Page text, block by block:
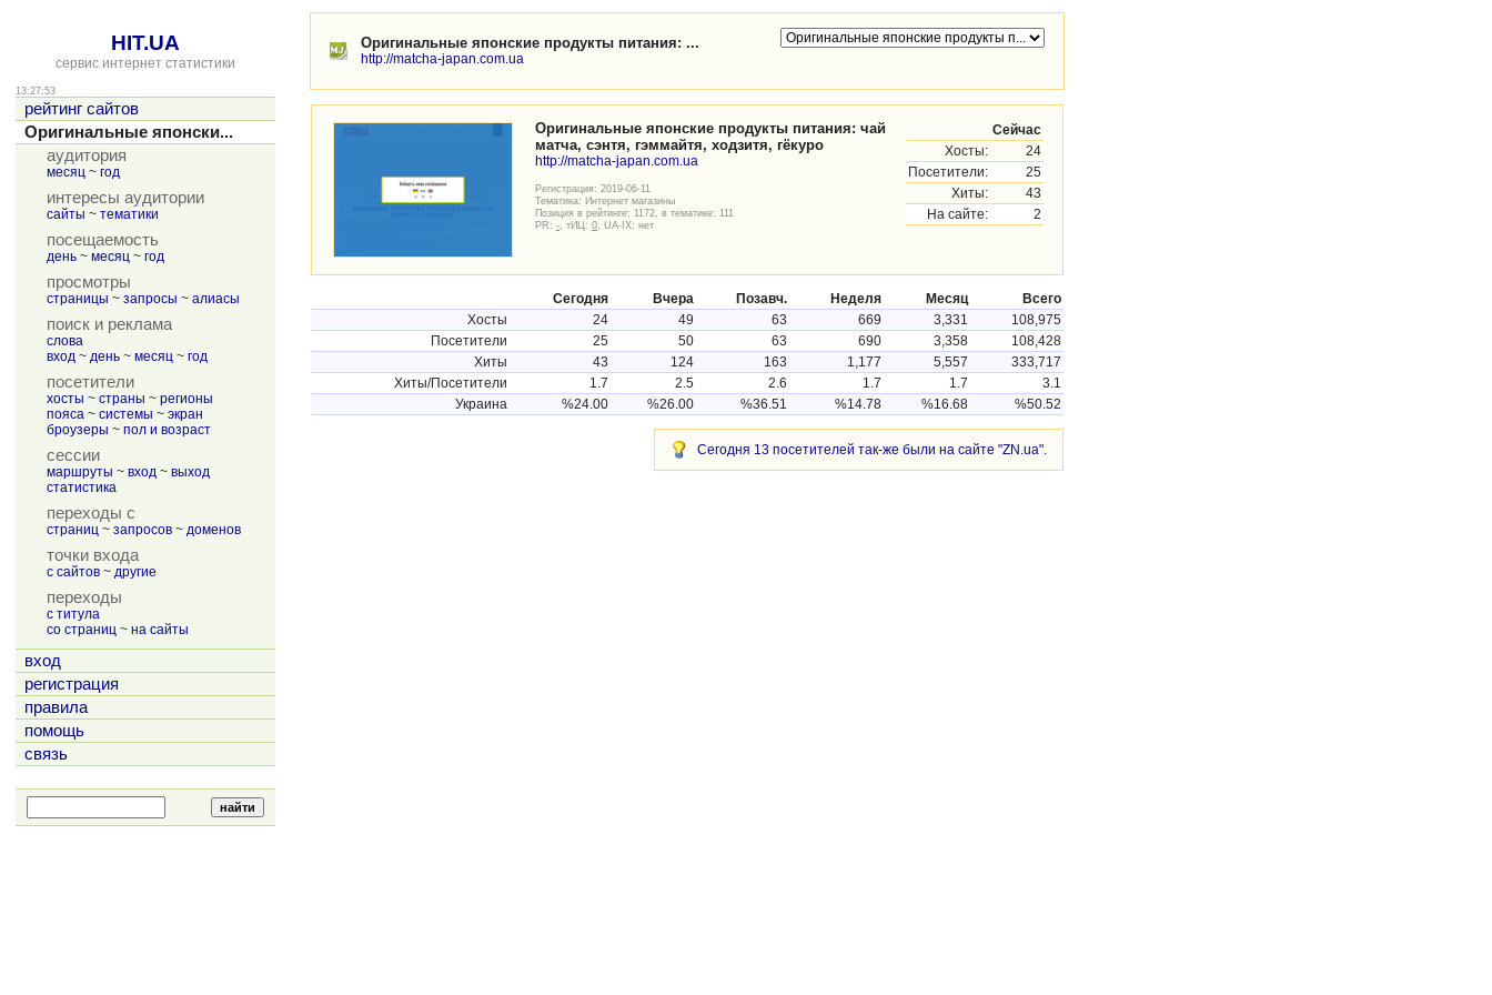
HIT.UA
сервис интернет статистики
13:27:53
рейтинг сайтов
Оригинальные японски...
аудитория
месяц ~ год
интересы аудитории
сайты ~ тематики
посещаемость
день ~ месяц ~ год
просмотры
страницы ~ запросы ~ алиасы
поиск и реклама
слова
вход ~ день ~ месяц ~ год
посетители
хосты ~ страны ~ регионы
пояса ~ системы ~ экран
броузеры ~ пол и возраст
сессии
маршруты ~ вход ~ выход
статистика
переходы с
страниц ~ запросов ~ доменов
точки входа
с сайтов ~ другие
переходы
с титула
со страниц ~ на сайты
вход
регистрация
правила
помощь
связь
Оригинальные японские продукты питания: ...
http://matcha-japan.com.ua
Оригинальные японские продукты питания: чай
матча, сэнтя, гэммайтя, ходзитя, гёкуро
http://matcha-japan.com.ua
Регистрация: 2019-06-11
Тематика: Интернет магазины
Позиция в рейтинге: 1172, в тематике: 111
PR: - , тИЦ: 0 , UA-IX: нет
Сейчас
Хосты:
24
Посетители:
25
Хиты:
43
На сайте:
2
Сегодня Вчера Позавч. Неделя Месяц
Всего
Хосты
24 49 63 669 3,331
108,975
Посетители
25 50 63 690 3,358
108,428
Хиты
43 124 163 1,177 5,557
333,717
Хиты/Посетители
1.7 2.5 2.6 1.7 1.7
3.1
Украина
%24.00 %26.00 %36.51 %14.78 %16.68 %50.52
Сегодня 13 посетителей так-же были на сайте "ZN.ua".